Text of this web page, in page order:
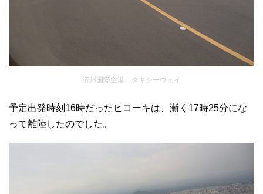
済州国際空港 タキシーウェイ
予定出発時刻16時だったヒコーキは、漸く17時25分にな
って離陸したのでした。